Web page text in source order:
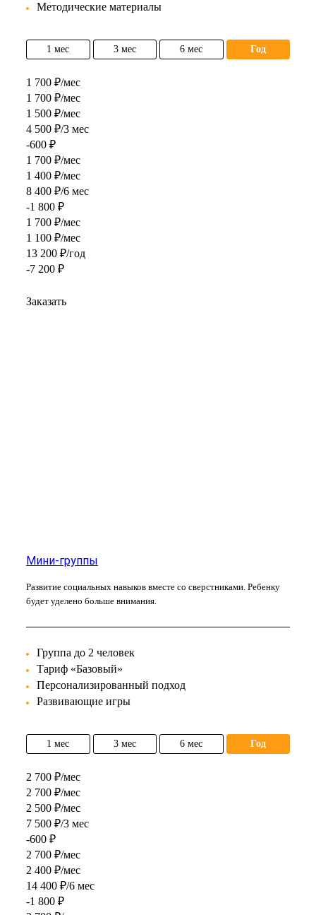
Методические материалы
1 мес 3 мес 6 мес год
1 700 ₽/мес
1 700 ₽/мес
1 500 ₽/мес
4 500 ₽/3 мес
-600 ₽
1 700 ₽/мес
1 400 ₽/мес
8 400 ₽/6 мес
-1 800 ₽
1 700 ₽/мес
1 100 ₽/мес
13 200 ₽/год
-7 200 ₽
Заказать
Мини-группы
Развитие социальных навыков вместе со сверстниками. Ребенку
будет уделено больше внимания.
Группа до 2 человек
Тариф «Базовый»
Персонализированный подход
Развивающие игры
1 мес 3 мес 6 мес год
2 700 ₽/мес
2 700 ₽/мес
2 500 ₽/мес
7 500 ₽/3 мес
-600 ₽
2 700 ₽/мес
2 400 ₽/мес
14 400 ₽/6 мес
-1 800 ₽